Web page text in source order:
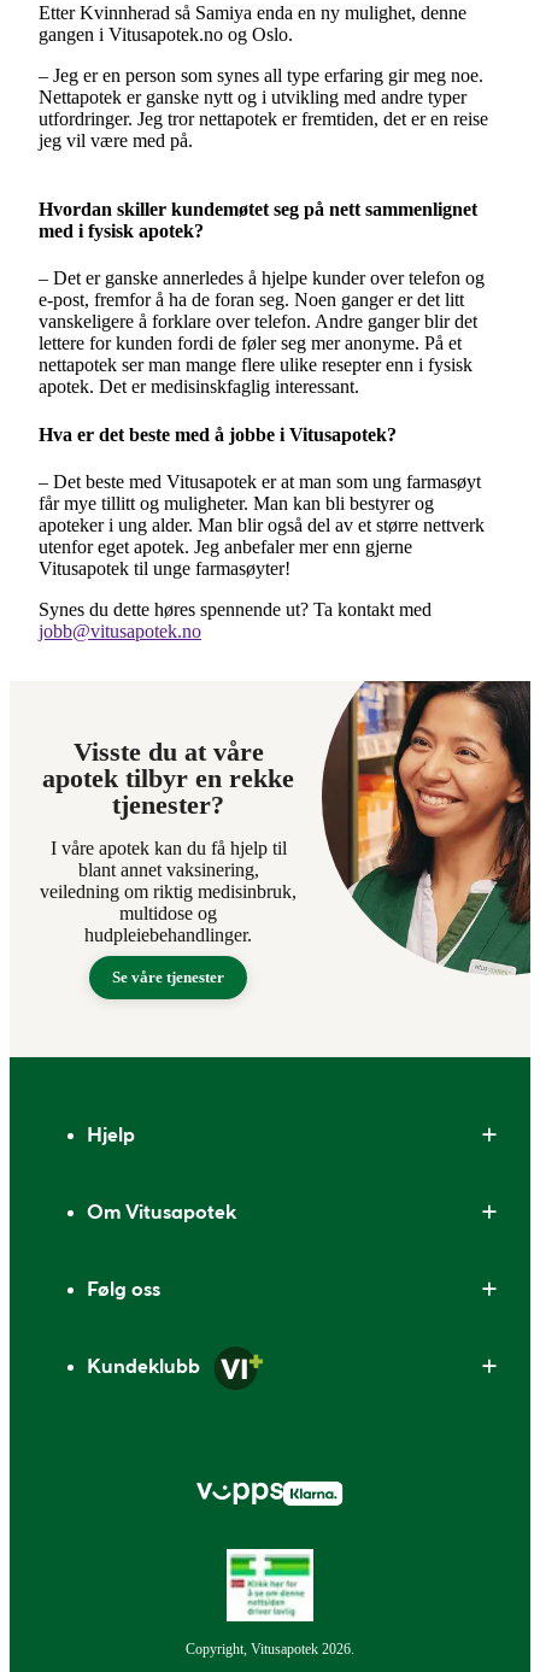
Etter Kvinnherad så Samiya enda en ny mulighet, denne
gangen i Vitusapotek.no og Oslo.
– Jeg er en person som synes all type erfaring gir meg noe.
Nettapotek er ganske nytt og i utvikling med andre typer
utfordringer. Jeg tror nettapotek er fremtiden, det er en reise
jeg vil være med på.
Hvordan skiller kundemøtet seg på nett sammenlignet
med i fysisk apotek?
– Det er ganske annerledes å hjelpe kunder over telefon og
e-post, fremfor å ha de foran seg. Noen ganger er det litt
vanskeligere å forklare over telefon. Andre ganger blir det
lettere for kunden fordi de føler seg mer anonyme. På et
nettapotek ser man mange flere ulike resepter enn i fysisk
apotek. Det er medisinskfaglig interessant.
Hva er det beste med å jobbe i Vitusapotek?
– Det beste med Vitusapotek er at man som ung farmasøyt
får mye tillitt og muligheter. Man kan bli bestyrer og
apoteker i ung alder. Man blir også del av et større nettverk
utenfor eget apotek. Jeg anbefaler mer enn gjerne
Vitusapotek til unge farmasøyter!
Synes du dette høres spennende ut? Ta kontakt med
jobb@vitusapotek.no
Visste du at våre
apotek tilbyr en rekke
tjenester?
I våre apotek kan du få hjelp til
blant annet vaksinering,
veiledning om riktig medisinbruk,
multidose og
hudpleiebehandlinger.
Se våre tjenester
Hjelp
Om Vitusapotek
Følg oss
Kundeklubb
Copyright, Vitusapotek 2026.